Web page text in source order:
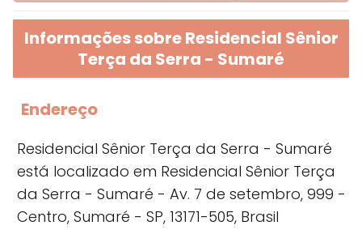
Informações sobre Residencial Sênior
Terça da Serra - Sumaré
Endereço
Residencial Sênior Terça da Serra - Sumaré
está localizado em Residencial Sênior Terça
da Serra - Sumaré - Av. 7 de setembro, 999 -
Centro, Sumaré - SP, 13171-505, Brasil